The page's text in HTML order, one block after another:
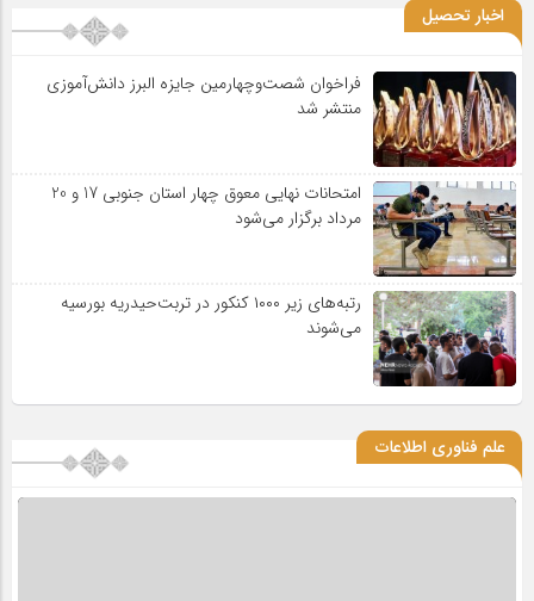
اخبار تحصیل
فراخوان شصت‌وچهارمین جایزه البرز دانش‌آموزی
منتشر شد
امتحانات نهایی معوق چهار استان جنوبی 17 و 20
مرداد برگزار می‌شود
رتبه‌های زیر ۱۰۰۰ کنکور در تربت‌حیدریه بورسیه
می‌شوند
علم فناوری اطلاعات